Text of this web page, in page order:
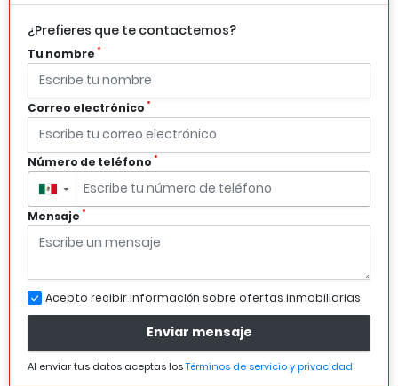
¿Prefieres que te contactemos?
Tu nombre *
Correo electrónico *
Número de teléfono *
▼
Mensaje *
Acepto recibir información sobre ofertas inmobiliarias
Enviar mensaje
Al enviar tus datos aceptas losTérminos de servicio y privacidad